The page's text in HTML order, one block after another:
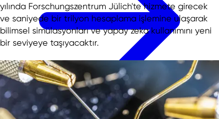
yılında Forschungszentrum Jülich'te hizmete girecek
ve saniyede bir trilyon hesaplama işlemine ulaşarak
bilimsel simülasyonları ve yapay zeka kullanımını yeni
bir seviyeye taşıyacaktır.